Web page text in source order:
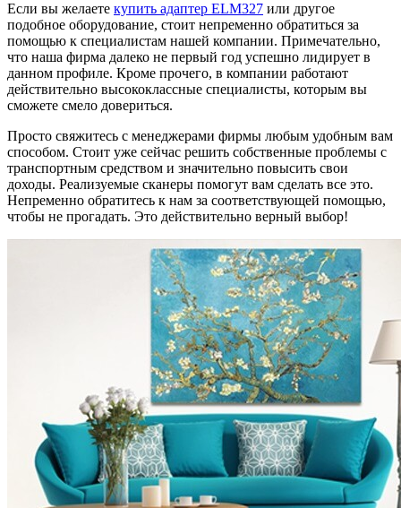
Если вы желаете купить адаптер ELM327 или другое
подобное оборудование, стоит непременно обратиться за
помощью к специалистам нашей компании. Примечательно,
что наша фирма далеко не первый год успешно лидирует в
данном профиле. Кроме прочего, в компании работают
действительно высококлассные специалисты, которым вы
сможете смело довериться.
Просто свяжитесь с менеджерами фирмы любым удобным вам
способом. Стоит уже сейчас решить собственные проблемы с
транспортным средством и значительно повысить свои
доходы. Реализуемые сканеры помогут вам сделать все это.
Непременно обратитесь к нам за соответствующей помощью,
чтобы не прогадать. Это действительно верный выбор!